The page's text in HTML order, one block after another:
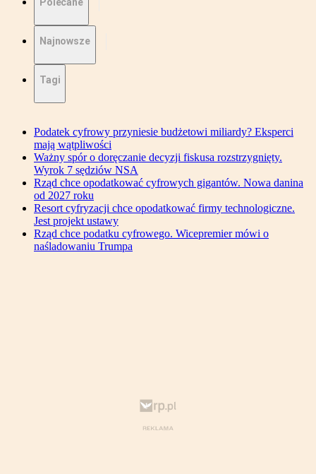
Najnowsze
Tagi
Podatek cyfrowy przyniesie budżetowi miliardy? Eksperci
mają wątpliwości
Ważny spór o doręczanie decyzji fiskusa rozstrzygnięty.
Wyrok 7 sędziów NSA
Rząd chce opodatkować cyfrowych gigantów. Nowa danina
od 2027 roku
Resort cyfryzacji chce opodatkować firmy technologiczne.
Jest projekt ustawy
Rząd chce podatku cyfrowego. Wicepremier mówi o
naśladowaniu Trumpa